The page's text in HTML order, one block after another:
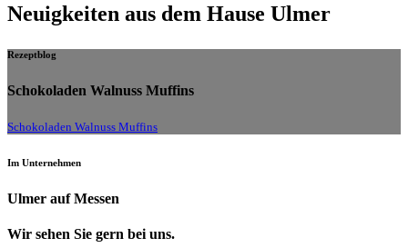
Neuigkeiten aus dem Hause Ulmer
Rezeptblog
Schokoladen Walnuss Muffins
Schokoladen Walnuss Muffins
Im Unternehmen
Ulmer auf Messen
Wir sehen Sie gern bei uns.